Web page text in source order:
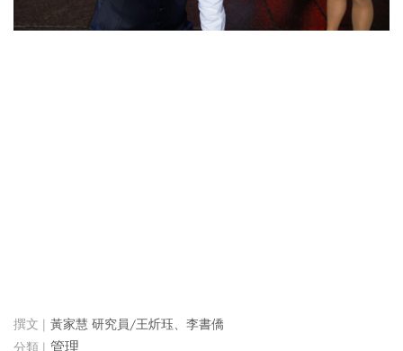
黃家慧 研究員/王炘珏、李書僑